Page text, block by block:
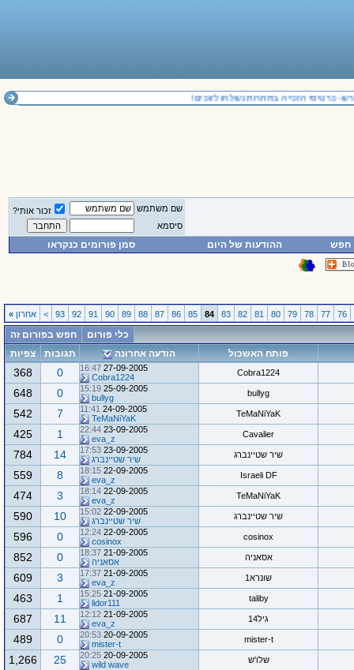
כרטיסי הזכייה בתחרות נשלחו לזוכים!
שם משתמש
זכור אותי?
סיסמא
חפש ההודעות של היום סמן פורומים כנקראו
76
77
78
79
80
81
82
83
84
85
86
87
88
89
90
91
92
93
> אחרון »
כלי פורום
חפש בפורום זה
פותח האשכול
הודעה אחרונה תגובות צפיות
Cobra1224
27-09-2005
16:47
Cobra1224
0
368
bullyg
25-09-2005
15:19
bullyg
0
648
TeMaNiYaK
24-09-2005
11:41
TeMaNiYaK
7
542
Cavalier
23-09-2005
22:44
eva_z
1
425
שיר שטיינברג 23-09-2005
17:53
שיר שטיינברג
14
784
Israeli DF
22-09-2005
18:15
eva_z
8
559
TeMaNiYaK
22-09-2005
18:14
eva_z
3
474
שיר שטיינברג 22-09-2005
15:02
שיר שטיינברג
10
590
cosinox
22-09-2005
12:24
cosinox
0
596
אסאניה 21-09-2005
18:37
אסאניה
0
852
שונרא1 21-09-2005
17:37
eva_z
3
609
taliby
21-09-2005
15:25
lidor111
1
463
גיל14 21-09-2005
12:12
eva_z
11
687
mister-t
20-09-2005
20:53
mister-t
0
489
שלו'ש 20-09-2005
20:25
wild wave
25
1,266